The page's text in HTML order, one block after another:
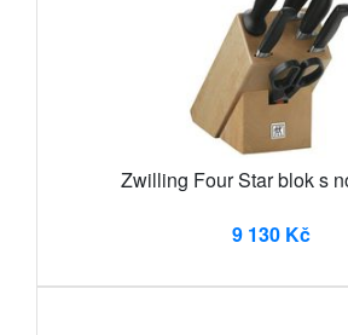
Zwilling Four Star blok s
9 130 Kč